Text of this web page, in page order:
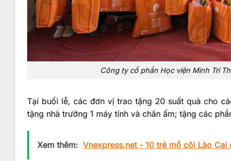
Công ty cổ phần Học viện Minh Trí
Tại buổi lễ, các đơn vị trao tặng 20 suất quà cho
tặng nhà trường 1 máy tính và chăn ấm; tặng các
Xem thêm: Vnexpress.net - 10 trẻ mồ côi Lào